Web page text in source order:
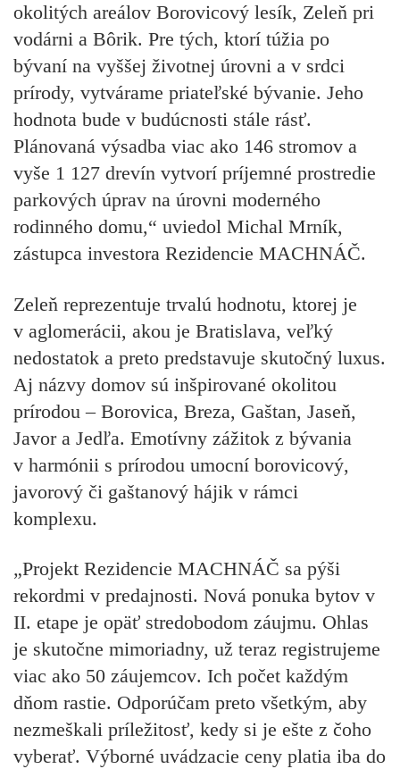
okolitých areálov Borovicový lesík, Zeleň pri
vodárni a Bôrik. Pre tých, ktorí túžia po
bývaní na vyššej životnej úrovni a v srdci
prírody, vytvárame priateľské bývanie. Jeho
hodnota bude v budúcnosti stále rásť.
Plánovaná výsadba viac ako 146 stromov a
vyše 1 127 drevín vytvorí príjemné prostredie
parkových úprav na úrovni moderného
rodinného domu,“ uviedol Michal Mrník,
zástupca investora Rezidencie MACHNÁČ.
Zeleň reprezentuje trvalú hodnotu, ktorej je
v aglomerácii, akou je Bratislava, veľký
nedostatok a preto predstavuje skutočný luxus.
Aj názvy domov sú inšpirované okolitou
prírodou – Borovica, Breza, Gaštan, Jaseň,
Javor a Jedľa. Emotívny zážitok z bývania
v harmónii s prírodou umocní borovicový,
javorový či gaštanový hájik v rámci
komplexu.
„Projekt Rezidencie MACHNÁČ sa pýši
rekordmi v predajnosti. Nová ponuka bytov v
II. etape je opäť stredobodom záujmu. Ohlas
je skutočne mimoriadny, už teraz registrujeme
viac ako 50 záujemcov. Ich počet každým
dňom rastie. Odporúčam preto všetkým, aby
nezmeškali príležitosť, kedy si je ešte z čoho
vyberať. Výborné uvádzacie ceny platia iba do